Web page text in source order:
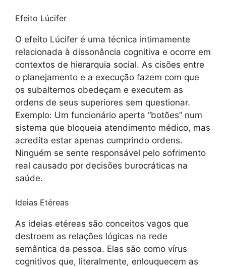
Efeito Lúcifer
O efeito Lúcifer é uma técnica intimamente
relacionada à dissonância cognitiva e ocorre em
contextos de hierarquia social. As cisões entre
o planejamento e a execução fazem com que
os subalternos obedeçam e executem as
ordens de seus superiores sem questionar.
Exemplo: Um funcionário aperta “botões” num
sistema que bloqueia atendimento médico, mas
acredita estar apenas cumprindo ordens.
Ninguém se sente responsável pelo sofrimento
real causado por decisões burocráticas na
saúde.
Ideias Etéreas
As ideias etéreas são conceitos vagos que
destroem as relações lógicas na rede
semântica da pessoa. Elas são como vírus
cognitivos que, literalmente, enlouquecem as